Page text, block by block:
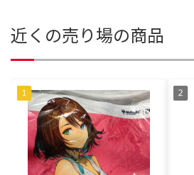
近くの売り場の商品